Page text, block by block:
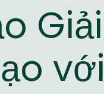
với